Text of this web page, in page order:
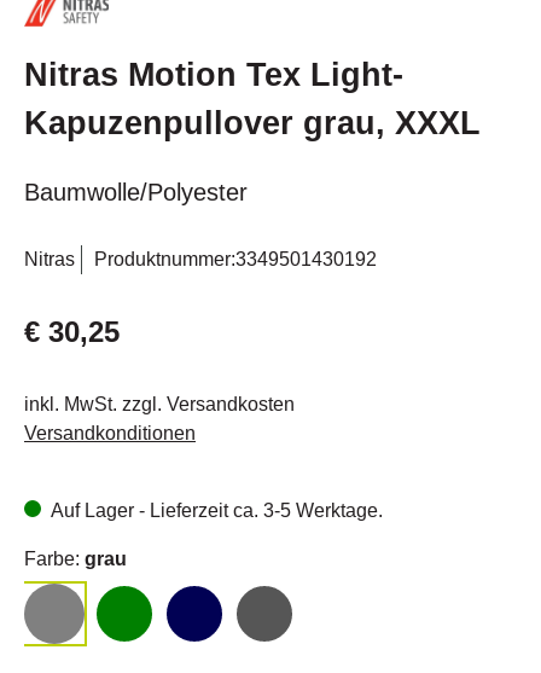
Nitras Motion Tex Light-
Kapuzenpullover grau, XXXL
Baumwolle/Polyester
Nitras Produktnummer:3349501430192
€ 30,25
inkl. MwSt. zzgl. Versandkosten
Versandkonditionen
Auf Lager - Lieferzeit ca. 3-5 Werktage.
Farbe: grau